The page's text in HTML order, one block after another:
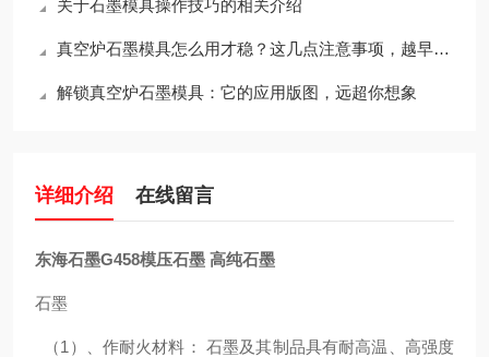
关于石墨模具操作技巧的相关介绍
真空炉石墨模具怎么用才稳？这几点注意事项，越早知道越省心
解锁真空炉石墨模具：它的应用版图，远超你想象
详细介绍 在线留言
东海石墨G458模压石墨 高纯石墨
石墨
（1）、作耐火材料： 石墨及其制品具有耐高温、高强度